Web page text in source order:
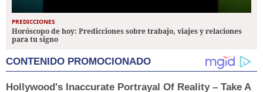
PREDICCIONES
Horóscopo de hoy: Predicciones sobre trabajo, viajes y relaciones
para tu signo
CONTENIDO PROMOCIONADO
Hollywood's Inaccurate Portrayal Of Reality – Take A